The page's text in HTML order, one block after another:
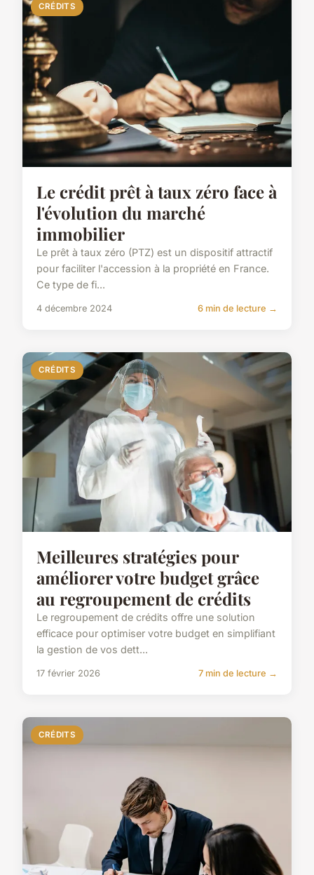
CRÉDITS
Le crédit prêt à taux zéro face à
l'évolution du marché
immobilier
Le prêt à taux zéro (PTZ) est un dispositif attractif
pour faciliter l'accession à la propriété en France.
Ce type de fi...
4 décembre 2024 6 min de lecture →
CRÉDITS
Meilleures stratégies pour
améliorer votre budget grâce
au regroupement de crédits
Le regroupement de crédits offre une solution
efficace pour optimiser votre budget en simplifiant
la gestion de vos dett...
17 février 2026 7 min de lecture →
CRÉDITS